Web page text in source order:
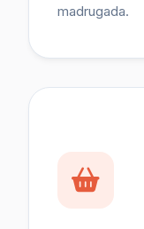
madrugada.